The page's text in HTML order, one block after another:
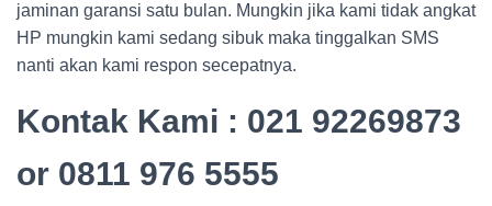
jaminan garansi satu bulan. Mungkin jika kami tidak angkat
HP mungkin kami sedang sibuk maka tinggalkan SMS
nanti akan kami respon secepatnya.
Kontak Kami : 021 92269873
or 0811 976 5555